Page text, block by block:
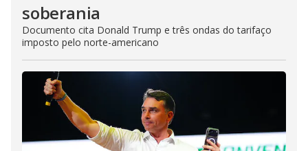
soberania
Documento cita Donald Trump e três ondas do tarifaço
imposto pelo norte-americano